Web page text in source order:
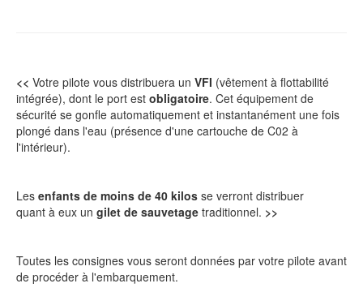
<< Votre pilote vous distribuera un VFI (vêtement à flottabilité
intégrée), dont le port est obligatoire. Cet équipement de
sécurité se gonfle automatiquement et instantanément une fois
plongé dans l'eau (présence d'une cartouche de C02 à
l'intérieur).
Les enfants de moins de 40 kilos se verront distribuer
quant à eux un gilet de sauvetage traditionnel. >>
Toutes les consignes vous seront données par votre pilote avant
de procéder à l'embarquement.